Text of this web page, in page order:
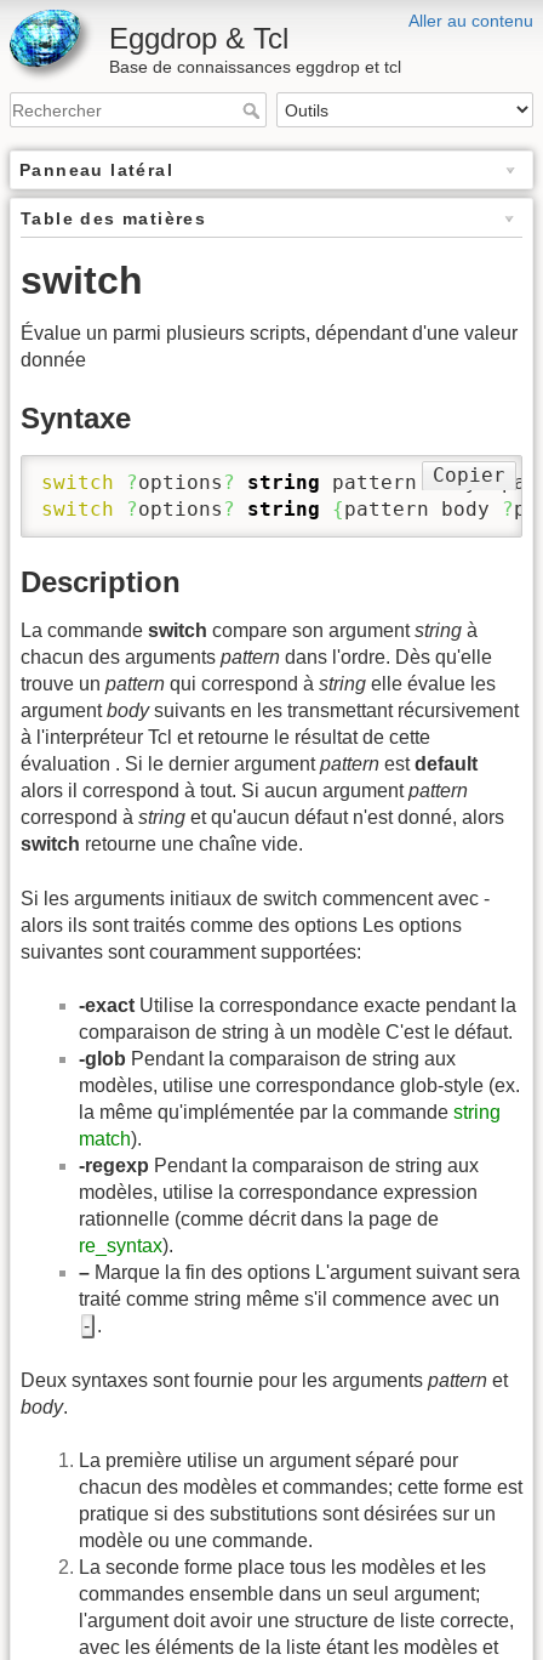
Aller au contenu
Eggdrop & Tcl
Base de connaissances eggdrop et tcl
Panneau latéral
Table des matières
switch
Évalue un parmi plusieurs scripts, dépendant d'une valeur
donnée
Syntaxe
switch ?options ? string pattern body ?
switch
?options ? string {pattern body ?
Copier
Description
La commande switch compare son argumentstring à
chacun des arguments pattern dans l'ordre. Dès qu'elle
trouve un pattern qui correspond à string elle évalue les
argumentbodysuivants en les transmettant récursivement
à l'interpréteur Tcl et retourne le résultat de cette
évaluation . Si le dernier argumentpattern estdefault
alors il correspond à tout. Si aucun argumentpattern
correspond à string et qu'aucun défaut n'est donné, alors
switch retourne une chaîne vide.
Si les arguments initiaux de switch commencent avec -
alors ils sont traités comme des options Les options
suivantes sont couramment supportées:
-exact Utilise la correspondance exacte pendant la
comparaison de string à un modèle C'est le défaut.
-glob Pendant la comparaison de string aux
modèles, utilise une correspondance glob-style (ex.
la même qu'implémentée par la commande string
match).
-regexp Pendant la comparaison de string aux
modèles, utilise la correspondance expression
rationnelle (comme décrit dans la page de
re_syntax).
– Marque la fin des options L'argument suivant sera
traité comme string même s'il commence avec un
- .
Deux syntaxes sont fournie pour les arguments pattern et
body.
La première utilise un argument séparé pour
chacun des modèles et commandes; cette forme est
pratique si des substitutions sont désirées sur un
modèle ou une commande.
La seconde forme place tous les modèles et les
commandes ensemble dans un seul argument;
l'argument doit avoir une structure de liste correcte,
avec les éléments de la liste étant les modèles et